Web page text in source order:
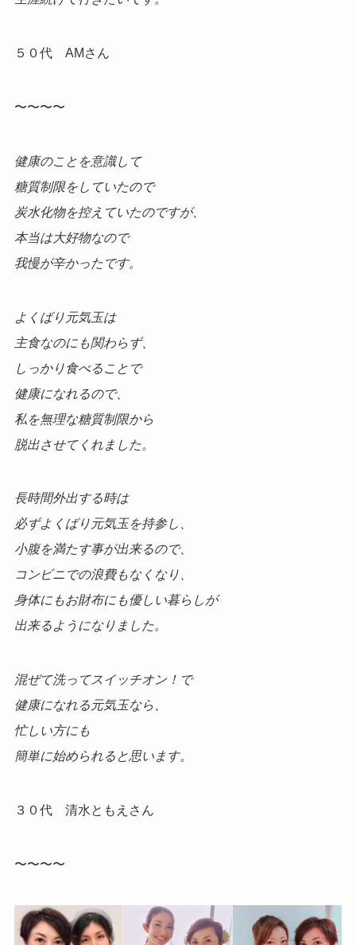
５０代 AMさん
〜〜〜〜
健康のことを意識して
糖質制限をしていたので
炭水化物を控えていたのですが、
本当は大好物なので
我慢が辛かったです。
よくばり元気玉は
主食なのにも関わらず、
しっかり食べることで
健康になれるので、
私を無理な糖質制限から
脱出させてくれました。
長時間外出する時は
必ずよくばり元気玉を持参し、
小腹を満たす事が出来るので、
コンビニでの浪費もなくなり、
身体にもお財布にも優しい暮らしが
出来るようになりました。
混ぜて洗ってスイッチオン！で
健康になれる元気玉なら、
忙しい方にも
簡単に始められると思います。
３０代 清水ともえさん
〜〜〜〜